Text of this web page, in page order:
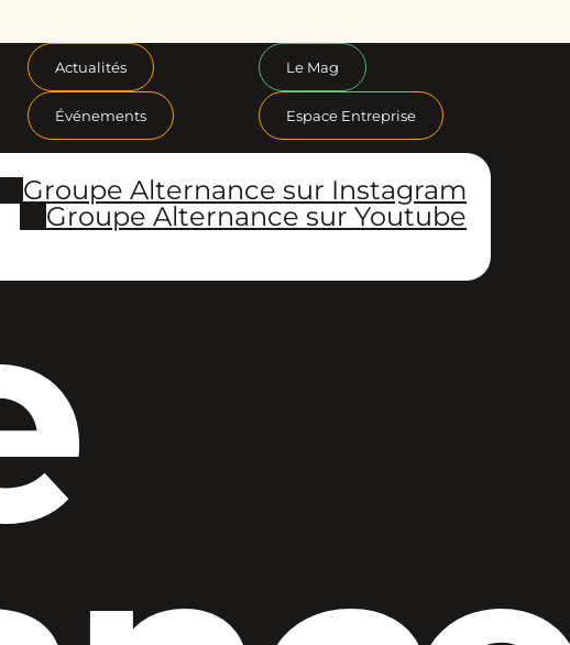
Actualités Le Mag
Événements Espace Entreprise
Groupe Alternance sur Instagram
Groupe Alternance sur Youtube